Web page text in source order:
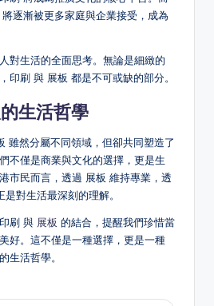
逐漸被更多家庭與企業接受，成為
對生活的全面思考。無論是細緻的
印刷 與 展板 都是不可或缺的部分。
生活哲學
雖然分屬不同領域，但卻共同塑造了
不僅是商業與文化的選擇，更是生
市民而言，透過 展板 維持專業，透
對生活最深刻的理解。
刷 與 展板 的結合，提醒我們珍惜當
好。這不僅是一種選擇，更是一種
生活哲學。